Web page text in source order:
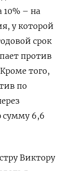
– на
у которой
срок
против
того,
по
сумму 6,6
Виктору